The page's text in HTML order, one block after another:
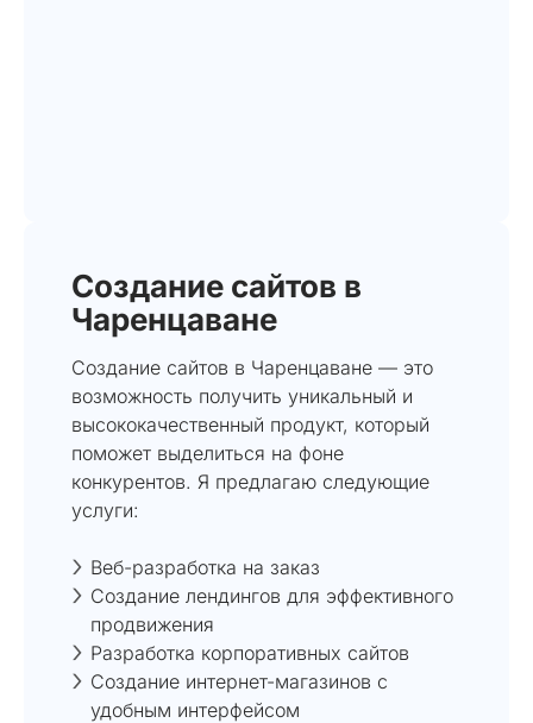
Создание сайтов в
Чаренцаване
Создание сайтов в Чаренцаване — это
возможность получить уникальный и
высококачественный продукт, который
поможет выделиться на фоне
конкурентов. Я предлагаю следующие
услуги:
Веб-разработка на заказ
Создание лендингов для эффективного
продвижения
Разработка корпоративных сайтов
Создание интернет-магазинов с
удобным интерфейсом